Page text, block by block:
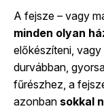
A fejsze – vagy
minden olyan
előkészíteni,
durvábban,
fűrészhez, a
azonban sokkal